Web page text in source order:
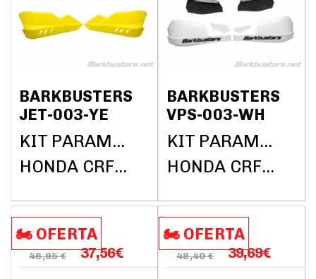
BARKBUSTERS
JET-003-YE
KIT PARAMANOS BARKBUSTERS (SIN BARRAS)
HONDA CRF1000L AFRICA TWIN DCT ABS 2018
BARKBUSTERS
VPS-003-WH
KIT PARAMANOS BARKBUSTERS (SIN BARRAS)
HONDA CRF1000L AFRICA TWIN DCT ABS 2018
🏍️​​ OFERTA
46,95 € 37,56€
🏍️​​ OFERTA
48,40 € 39,69€